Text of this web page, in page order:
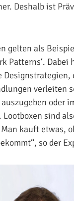
Deshalb ist
gelten als
Patterns‘. Dabei
Designstrategien,
verleiten
oder
sind
kauft etwas,
so der